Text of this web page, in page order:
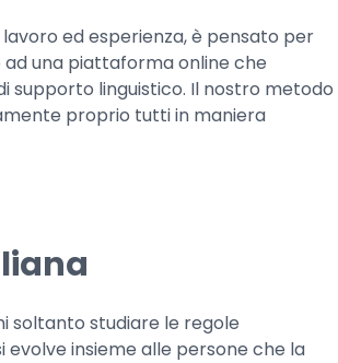
ed esperienza, è pensato per
ad una piattaforma online che
supporto linguistico. Il nostro metodo
proprio tutti in maniera
soltanto studiare le regole
evolve insieme alle persone che la